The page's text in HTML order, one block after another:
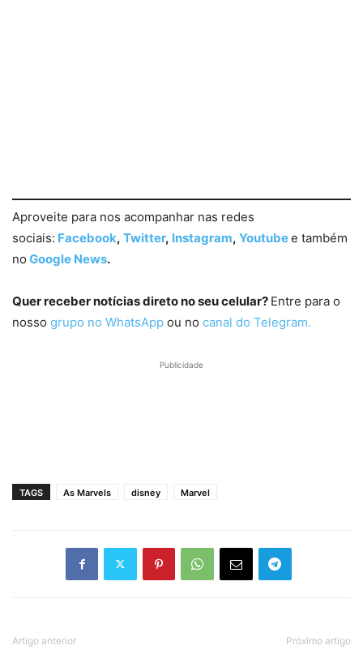
Aproveite para nos acompanhar nas redes
sociais: Facebook, Twitter, Instagram, Youtubee também
no Google News.
Quer receber notícias direto no seu celular? Entre para o
nosso grupo no WhatsApp ou no canal do Telegram.
Publicidade
TAGS As Marvels disney Marvel
Artigo anterior Próximo artigo